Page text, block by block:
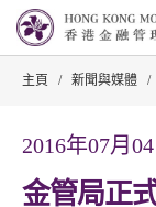
主頁 / 新聞與媒體 /
2016年07月04
金管局正